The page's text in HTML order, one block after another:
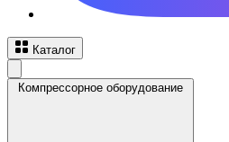
Каталог
Компрессорное оборудование